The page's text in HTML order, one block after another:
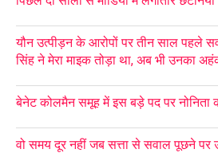
यौन उत्पीड़न के आरोपों पर तीन साल पहले
सिंह ने मेरा माइक तोड़ा था, अब भी उनका
बेनेट कोलमैन समूह में इस बड़े पद पर नोनिता
वो समय दूर नहीं जब सत्ता से सवाल पूछने पर